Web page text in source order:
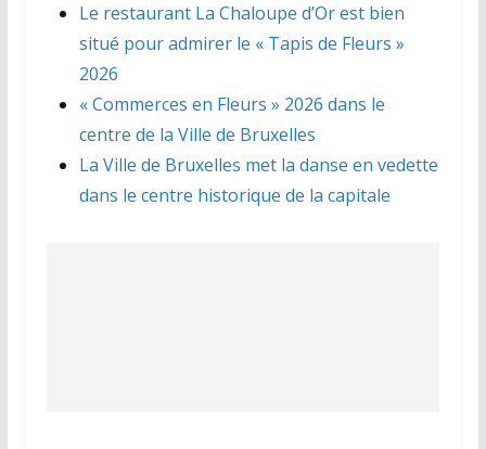
Le restaurant La Chaloupe d’Or est bien
situé pour admirer le « Tapis de Fleurs »
2026
« Commerces en Fleurs » 2026 dans le
centre de la Ville de Bruxelles
La Ville de Bruxelles met la danse en vedette
dans le centre historique de la capitale